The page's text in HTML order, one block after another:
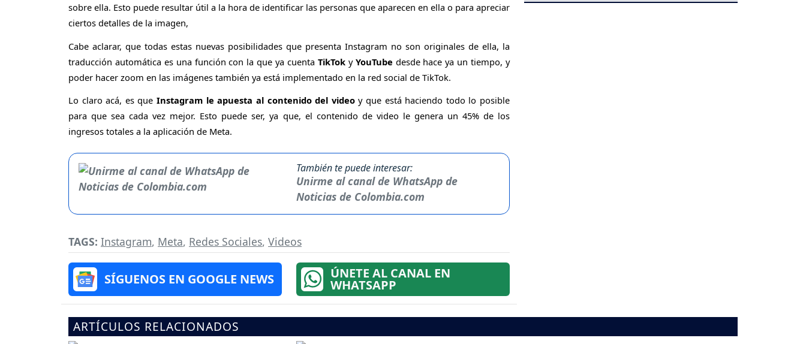
sobre ella. Esto puede resultar útil a la hora de identificar las personas que aparecen en ella o para apreciar
ciertos detalles de la imagen,
Cabe aclarar, que todas estas nuevas posibilidades que presenta Instagram no son originales de ella, la
traducción automática es una función con la que ya cuenta TikTok y YouTube desde hace ya un tiempo, y
poder hacer zoom en las imágenes también ya está implementado en la red social de TikTok.
Lo claro acá, es que Instagram le apuesta al contenido del videoy que está haciendo todo lo posible
para que sea cada vez mejor. Esto puede ser, ya que, el contenido de video le genera un 45% de los
ingresos totales a la aplicación de Meta.
También te puede interesar:
Unirme al canal de WhatsApp de
Noticias de Colombia.com
TAGS: Instagram, Meta, Redes Sociales, Videos
SÍGUENOS EN GOOGLE NEWS ÚNETE AL CANAL EN
WHATSAPP
ARTÍCULOS RELACIONADOS